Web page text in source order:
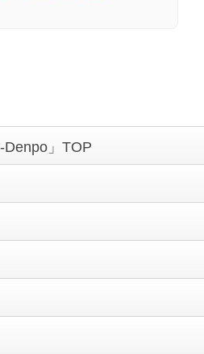
Denpo」TOP